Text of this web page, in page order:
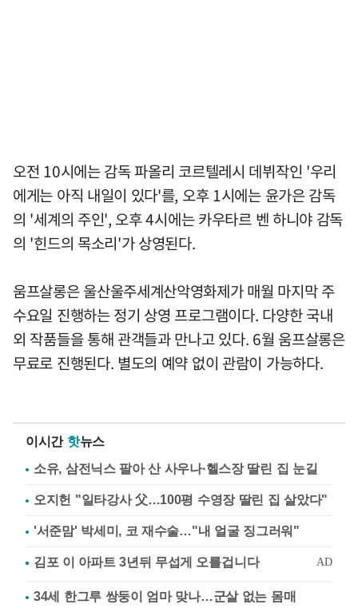
오전 10시에는 감독 파올리 코르텔레시 데뷔작인 '우리
에게는 아직 내일이 있다'를, 오후 1시에는 윤가은 감독
의 '세계의 주인', 오후 4시에는 카우타르 벤 하니야 감독
의 '힌드의 목소리'가 상영된다.
움프살롱은 울산울주세계산악영화제가 매월 마지막 주
수요일 진행하는 정기 상영 프로그램이다. 다양한 국내
외 작품들을 통해 관객들과 만나고 있다. 6월 움프살롱은
무료로 진행된다. 별도의 예약 없이 관람이 가능하다.
이시간 핫뉴스
소유, 삼전닉스 팔아 산 사우나·헬스장 딸린 집 눈길
오지헌 "일타강사 父…100평 수영장 딸린 집 살았다"
'서준맘' 박세미, 코 재수술…"내 얼굴 징그러워"
34세 한그루 쌍둥이 엄마 맞나…군살 없는 몸매